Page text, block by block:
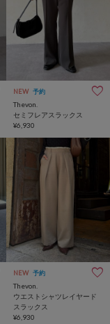
NEW 予約
Thevon.
セミフレアスラックス
¥6,930
NEW 予約
Thevon.
ウエストシャツレイヤード
スラックス
¥6,930